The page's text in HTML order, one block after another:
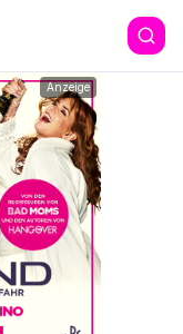
Anzeige